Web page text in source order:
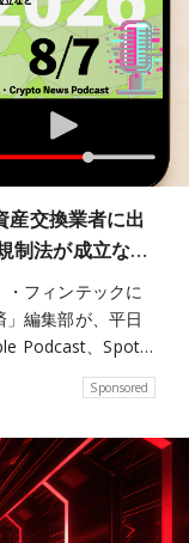
産交換業者に出
制法が成立な…
・フィンテックに
編集部が、平日
Podcast、Spot…
Sponsored